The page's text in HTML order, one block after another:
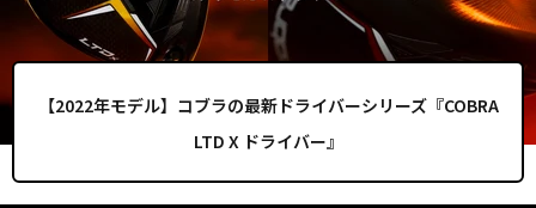
【2022年モデル】コブラの最新ドライバーシリーズ『COBRA
LTD X ドライバー』